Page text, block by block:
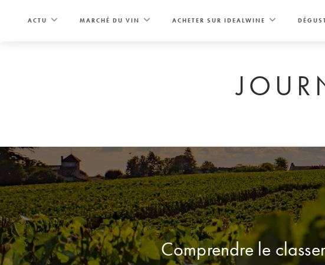
ACTU MARCHÉ DU VIN ACHETER SUR IDEALWINE
Comprendre le